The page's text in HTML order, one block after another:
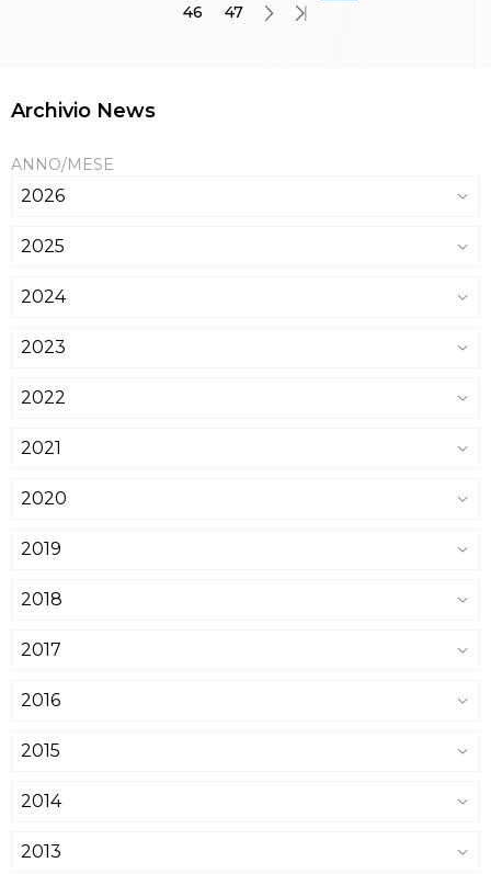
46
47
Archivio News
ANNO/MESE
2026
2025
2024
2023
2022
2021
2020
2019
2018
2017
2016
2015
2014
2013